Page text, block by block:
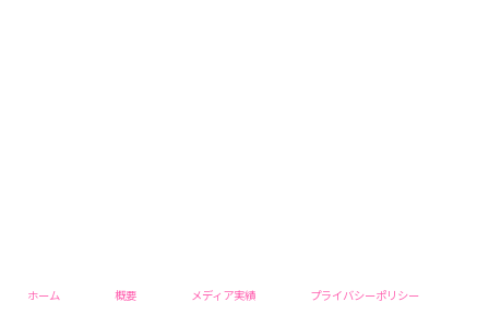
ホーム 概要 メディア実績 プライバシーポリシー